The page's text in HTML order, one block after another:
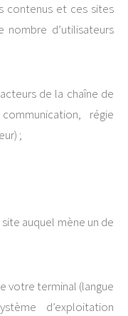
contenus et ces sites
d’utilisateurs
de la chaîne de
régie
;
auquel mène un de
votre terminal (langue
d’exploitation